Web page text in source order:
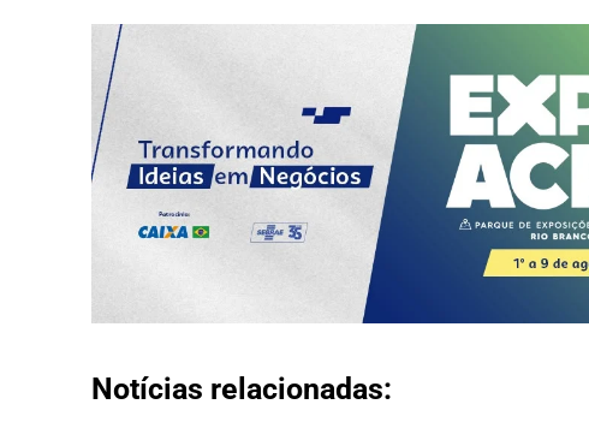
Notícias relacionadas: